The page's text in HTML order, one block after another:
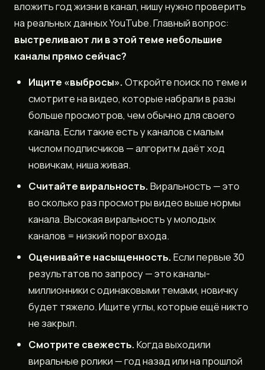
вложить год жизни в канал, нишу нужно проверить
на реальных данных YouTube. Главный вопрос:
выстреливают ли в этой теме небольшие
каналы прямо сейчас?
Ищите «выбросы».Откройте поиск по теме и
смотрите на видео, которые набрали в разы
больше просмотров, чем обычно для своего
канала. Если такие есть у каналов с малым
числом подписчиков — алгоритм даёт ход
новичкам, ниша живая.
Считайте виральность.Виральность — это
во сколько раз просмотры видео выше нормы
канала. Высокая виральность у молодых
каналов = низкий порог входа.
Оценивайте насыщенность.Если первые 30
результатов по запросу — это каналы-
миллионники с одинаковыми темами, новичку
будет тяжело. Ищите углы, которые ещё никто
не закрыл.
Смотрите свежесть.Когда выходили
виральные ролики — год назад или на прошлой